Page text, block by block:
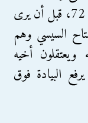
الصهيونية عقب تفجير سيارته في العام الــ 72، قبل أن يرى
السيسي وهم
أخيه
البيادة فوق